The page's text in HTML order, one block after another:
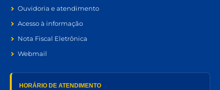
Ouvidoria e atendimento
Acesso à informação
Nota Fiscal Eletrônica
Webmail
HORÁRIO DE ATENDIMENTO